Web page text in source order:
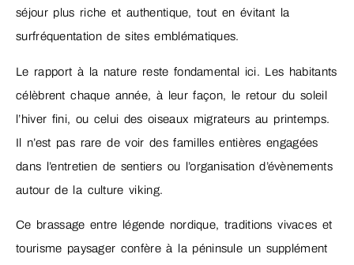
séjour plus riche et authentique, tout en évitant la
surfréquentation de sites emblématiques.
Le rapport à la nature reste fondamental ici. Les habitants
célèbrent chaque année, à leur façon, le retour du soleil
l’hiver fini, ou celui des oiseaux migrateurs au printemps.
Il n’est pas rare de voir des familles entières engagées
dans l’entretien de sentiers ou l’organisation d’évènements
autour de la culture viking.
Ce brassage entre légende nordique, traditions vivaces et
tourisme paysager confère à la péninsule un supplément